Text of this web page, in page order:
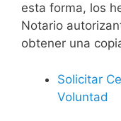
esta forma, los
Notario
obtener una
Solicitar
Voluntad